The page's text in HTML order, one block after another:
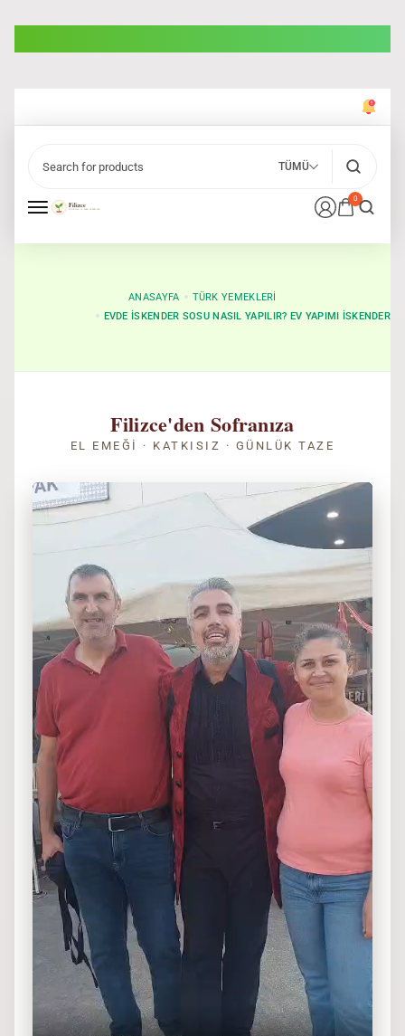
0
TÜMÜ
ANASAYFA
TÜRK YEMEKLERI
EVDE İSKENDER SOSU NASIL YAPILIR? EV YAPIMI İSKENDER
Filizce'den Sofranıza
EL EMEĞI · KATKISIZ · GÜNLÜK TAZE